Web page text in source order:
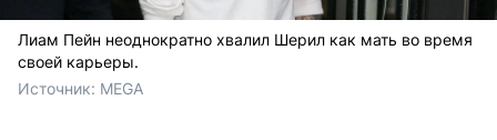
Лиам Пейн неоднократно хвалил Шерил как мать во время
своей карьеры.
Источник: MEGA